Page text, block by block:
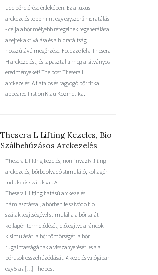
üde bőr elérése érdekében. Ez a luxus
arckezelés több mint egy egyszerű hidratálás
- célja a bőr mélyebb rétegeinek regenerálása,
a sejtek aktiválása és a hidratáltság
hosszútávú megőrzése. Fedezze fel a Thesera
H arckezelést, és tapasztalja meg a látványos
eredményeket! The post Thesera H
arckezelés: A fiatalos és ragyogó bőr titka
appeared first on Klau Kozmetika.
Thesera L Lifting Kezelés, Bio
Szálbehúzásos Arckezelés
Thesera L lifting kezelés, non-invazív lifting
arckezelés, bőrbe olvadó stimuláló, kollagén
indukciós szálakkal. A
Thesera L lifting hatású arckezelés,
hámlasztással, a bőrben felszívódo bio
szálak segítségével stimulálja a bőr saját
kollagén termelődését, elősegítve a ráncok
kisimulását, a bőr tömörségét, a bőr
rugalmasságának a visszanyerését, és a a
pórusok összehúzódását. A kezelés valójában
egy 5 az […] The post